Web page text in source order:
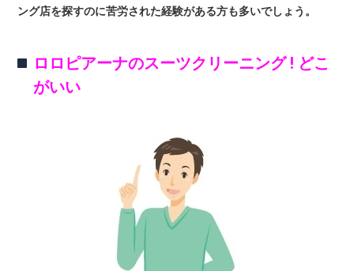
ング店を探すのに苦労された経験がある方も多いでしょう。
ロロピアーナのスーツクリーニング ! どこ
がいい